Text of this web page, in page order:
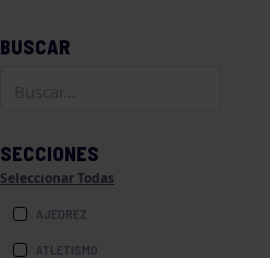
BUSCAR
SECCIONES
Seleccionar Todas
AJEDREZ
ATLETISMO